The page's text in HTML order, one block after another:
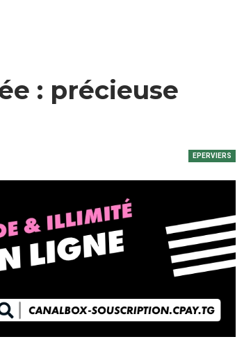
: précieuse
EPERVIERS